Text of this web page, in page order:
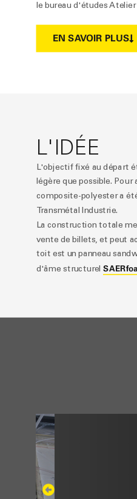
le bureau d'études
EN SAVOIR PLUS
L'IDÉE
L'objectif fixé au départ
légère que possible.
composite-polyester a
Transmétal Industrie.
La construction totale
vente de billets, et peut
toit est un panneau
d'âme structurel